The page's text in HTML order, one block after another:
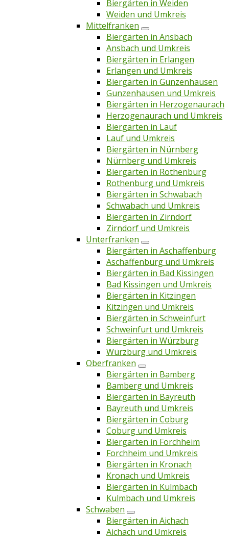
Biergärten in Weiden
Weiden und Umkreis
Mittelfranken
Biergärten in Ansbach
Ansbach und Umkreis
Biergärten in Erlangen
Erlangen und Umkreis
Biergärten in Gunzenhausen
Gunzenhausen und Umkreis
Biergärten in Herzogenaurach
Herzogenaurach und Umkreis
Biergärten in Lauf
Lauf und Umkreis
Biergärten in Nürnberg
Nürnberg und Umkreis
Biergärten in Rothenburg
Rothenburg und Umkreis
Biergärten in Schwabach
Schwabach und Umkreis
Biergärten in Zirndorf
Zirndorf und Umkreis
Unterfranken
Biergärten in Aschaffenburg
Aschaffenburg und Umkreis
Biergärten in Bad Kissingen
Bad Kissingen und Umkreis
Biergärten in Kitzingen
Kitzingen und Umkreis
Biergärten in Schweinfurt
Schweinfurt und Umkreis
Biergärten in Würzburg
Würzburg und Umkreis
Oberfranken
Biergärten in Bamberg
Bamberg und Umkreis
Biergärten in Bayreuth
Bayreuth und Umkreis
Biergärten in Coburg
Coburg und Umkreis
Biergärten in Forchheim
Forchheim und Umkreis
Biergärten in Kronach
Kronach und Umkreis
Biergärten in Kulmbach
Kulmbach und Umkreis
Schwaben
Biergärten in Aichach
Aichach und Umkreis